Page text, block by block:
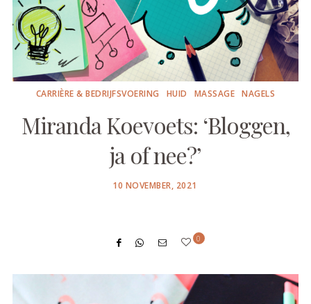
CARRIÈRE & BEDRIJFSVOERING HUID MASSAGE NAGELS
Miranda Koevoets: ‘Bloggen,
ja of nee?’
POSTED
10 NOVEMBER, 2021
0